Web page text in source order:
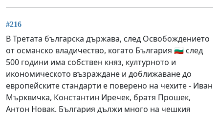
#216
В Третата българска държава, след Освобождението
от османско владичество, когато България 🇧🇬 след
500 години има собствен княз, културното и
икономическото възраждане и доближаване до
европейските стандарти е поверено на чехите - Иван
Мърквичка, Константин Иречек, братя Прошек,
Антон Новак. България дължи много на чешкия